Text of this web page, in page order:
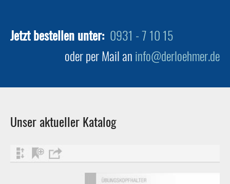
Jetzt bestellen unter: 0931 - 7 10 15
oder per Mail aninfo@derloehmer.de
Unser aktueller Katalog